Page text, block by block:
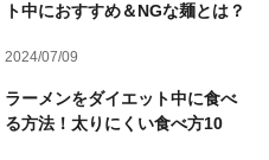
ト中におすすめ＆NGな麺とは？
2024/07/09
ラーメンをダイエット中に食べ
る方法！太りにくい食べ方10